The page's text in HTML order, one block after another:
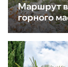
Маршрут
горного